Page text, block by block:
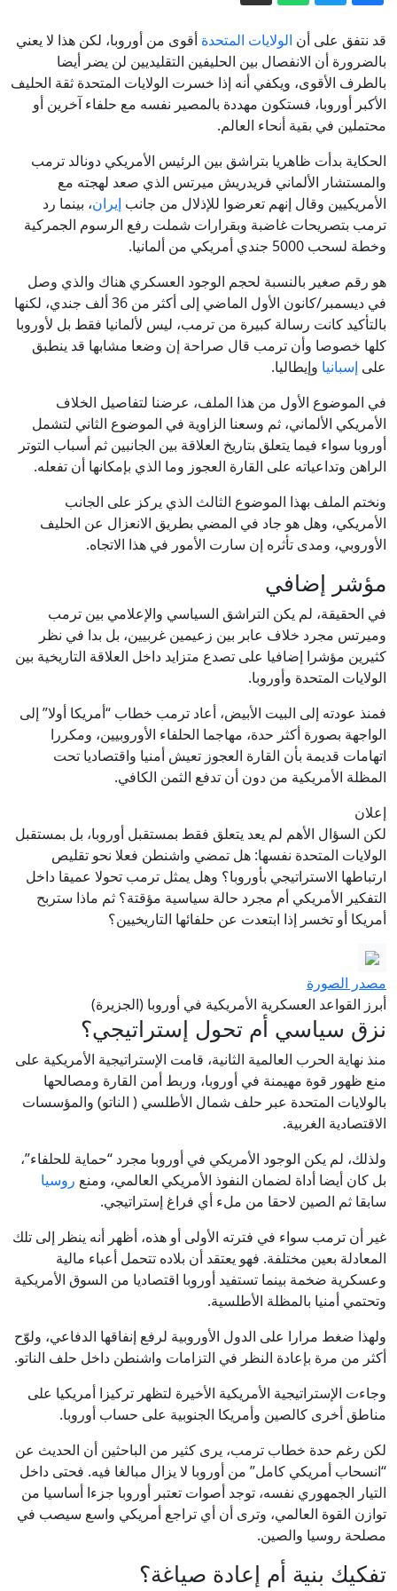
بقيادة منظمة إجرامية
"يويفا" يدرس فتح تحقيق في ماضي
إنفانتينو داخل المنظمة
مستشار أردوغان السابق: القانون الإطاري
قد يفتح باب الإفراج عن دميرطاش
"أتلانتيك": واشنطن تواصل تزويد كييف
بالمعلومات الاستخباراتية بفضل مدير وكالة
المخابرات المركزية
سبتة وصحة الملك ومستقبل العرش .. ماذا
وراء سردية "ذي إيكونوميست"؟
طهران وخامنئي يلتقي بزشكيان
قد نتفق على أن الولايات المتحدة أقوى من أوروبا، لكن هذا لا يعني
بالضرورة أن الانفصال بين الحليفين التقليديين لن يضر أيضا
بالطرف الأقوى، ويكفي أنه إذا خسرت الولايات المتحدة ثقة الحليف
الأكبر أوروبا، فستكون مهددة بالمصير نفسه مع حلفاء آخرين أو
محتملين في بقية أنحاء العالم.
الحكاية بدأت ظاهريا بتراشق بين الرئيس الأمريكي دونالد ترمب
والمستشار الألماني فريدريش ميرتس الذي صعد لهجته مع
الأمريكيين وقال إنهم تعرضوا للإذلال من جانب إيران، بينما رد
ترمب بتصريحات غاضبة وبقرارات شملت رفع الرسوم الجمركية
وخطة لسحب 5000 جندي أمريكي من ألمانيا.
هو رقم صغير بالنسبة لحجم الوجود العسكري هناك والذي وصل
في ديسمبر/كانون الأول الماضي إلى أكثر من 36 ألف جندي، لكنها
بالتأكيد كانت رسالة كبيرة من ترمب، ليس لألمانيا فقط بل لأوروبا
كلها خصوصا وأن ترمب قال صراحة إن وضعا مشابها قد ينطبق
على إسبانيا وإيطاليا.
في الموضوع الأول من هذا الملف، عرضنا لتفاصيل الخلاف
الأمريكي الألماني، ثم وسعنا الزاوية في الموضوع الثاني لتشمل
أوروبا سواء فيما يتعلق بتاريخ العلاقة بين الجانبين ثم أسباب التوتر
الراهن وتداعياته على القارة العجوز وما الذي بإمكانها أن تفعله.
ونختم الملف بهذا الموضوع الثالث الذي يركز على الجانب
الأمريكي، وهل هو جاد في المضي بطريق الانعزال عن الحليف
الأوروبي، ومدى تأثره إن سارت الأمور في هذا الاتجاه.
مؤشر إضافي
في الحقيقة، لم يكن التراشق السياسي والإعلامي بين ترمب
وميرتس مجرد خلاف عابر بين زعيمين غربيين، بل بدا في نظر
كثيرين مؤشرا إضافيا على تصدع متزايد داخل العلاقة التاريخية بين
الولايات المتحدة وأوروبا.
فمنذ عودته إلى البيت الأبيض، أعاد ترمب خطاب “أمريكا أولا” إلى
الواجهة بصورة أكثر حدة، مهاجما الحلفاء الأوروبيين، ومكررا
اتهامات قديمة بأن القارة العجوز تعيش أمنيا واقتصاديا تحت
المظلة الأمريكية من دون أن تدفع الثمن الكافي.
إعلان
لكن السؤال الأهم لم يعد يتعلق فقط بمستقبل أوروبا، بل بمستقبل
الولايات المتحدة نفسها: هل تمضي واشنطن فعلا نحو تقليص
ارتباطها الاستراتيجي بأوروبا؟ وهل يمثل ترمب تحولا عميقا داخل
التفكير الأمريكي أم مجرد حالة سياسية مؤقتة؟ ثم ماذا ستربح
أمريكا أو تخسر إذا ابتعدت عن حلفائها التاريخيين؟
مصدر الصورة
أبرز القواعد العسكرية الأمريكية في أوروبا (الجزيرة)
نزق سياسي أم تحول إستراتيجي؟
منذ نهاية الحرب العالمية الثانية، قامت الإستراتيجية الأمريكية على
منع ظهور قوة مهيمنة في أوروبا، وربط أمن القارة ومصالحها
بالولايات المتحدة عبر حلف شمال الأطلسي ( الناتو) والمؤسسات
الاقتصادية الغربية.
ولذلك، لم يكن الوجود الأمريكي في أوروبا مجرد “حماية للحلفاء”،
بل كان أيضا أداة لضمان النفوذ الأمريكي العالمي، ومنع روسيا
سابقا ثم الصين لاحقا من ملء أي فراغ إستراتيجي.
غير أن ترمب سواء في فترته الأولى أو هذه، أظهر أنه ينظر إلى تلك
المعادلة بعين مختلفة. فهو يعتقد أن بلاده تتحمل أعباء مالية
وعسكرية ضخمة بينما تستفيد أوروبا اقتصاديا من السوق الأمريكية
وتحتمي أمنيا بالمظلة الأطلسية.
ولهذا ضغط مرارا على الدول الأوروبية لرفع إنفاقها الدفاعي، ولوّح
أكثر من مرة بإعادة النظر في التزامات واشنطن داخل حلف الناتو.
وجاءت الإستراتيجية الأمريكية الأخيرة لتظهر تركيزا أمريكيا على
مناطق أخرى كالصين وأمريكا الجنوبية على حساب أوروبا.
لكن رغم حدة خطاب ترمب، يرى كثير من الباحثين أن الحديث عن
“انسحاب أمريكي كامل” من أوروبا لا يزال مبالغا فيه. فحتى داخل
التيار الجمهوري نفسه، توجد أصوات تعتبر أوروبا جزءا أساسيا من
توازن القوة العالمي، وترى أن أي تراجع أمريكي واسع سيصب في
مصلحة روسيا والصين.
تفكيك بنية أم إعادة صياغة؟